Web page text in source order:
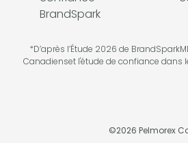
*D’après l’Étude 2026 de
Canadienset l'étude de confiance dans
©2026 Pelmorex